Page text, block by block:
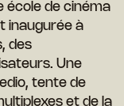
école de cinéma
inaugurée à
des
Une
tente de
et de la